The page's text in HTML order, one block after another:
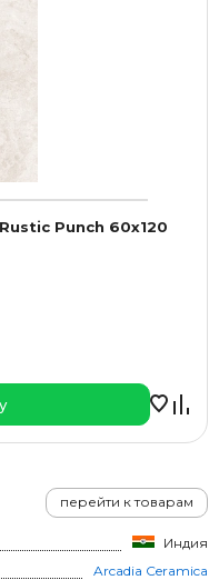
перейти к товарам
Индия
Arcadia Ceramica
Punch 60x120